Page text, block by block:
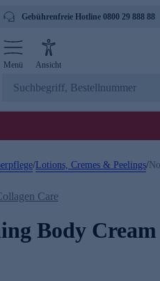
Gebührenfreie Hotline 0800 29 888 88
Menü Ansicht
/Lotions, Cremes & Peelings/
Care
Body Cream